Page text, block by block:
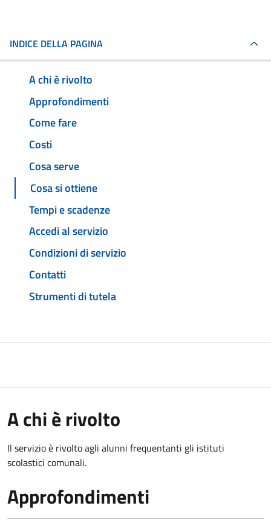
INDICE DELLA PAGINA
A chi è rivolto
Approfondimenti
Come fare
Costi
Cosa serve
Cosa si ottiene
Tempi e scadenze
Accedi al servizio
Condizioni di servizio
Contatti
Strumenti di tutela
A chi è rivolto
Il servizio è rivolto agli alunni frequentanti gli istituti
scolastici comunali.
Approfondimenti